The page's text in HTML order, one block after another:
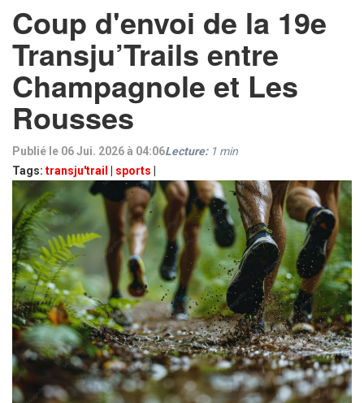
Coup d'envoi de la 19e
Transju’Trails entre
Champagnole et Les
Rousses
Publié le 06 Jui. 2026 à 04:06
Tags: transju'trail sports
Lecture: 1 min